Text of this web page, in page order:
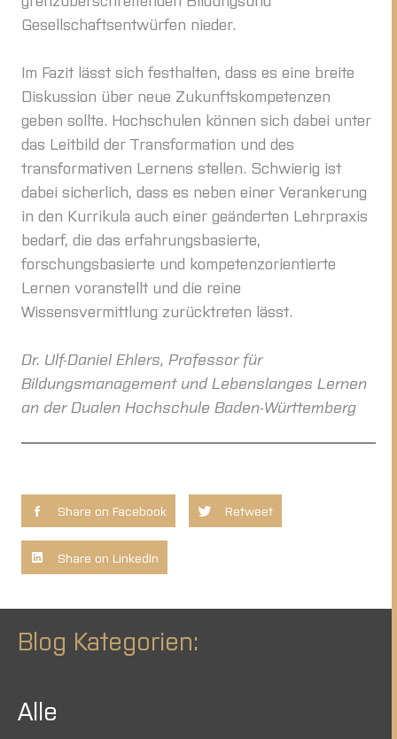
Gesellschaftsentwürfen nieder.
Im Fazit lässt sich festhalten, dass es eine breite
Diskussion über neue Zukunftskompetenzen
geben sollte. Hochschulen können sich dabei unter
das Leitbild der Transformation und des
transformativen Lernens stellen. Schwierig ist
dabei sicherlich, dass es neben einer Verankerung
in den Kurrikula auch einer geänderten Lehrpraxis
bedarf, die das erfahrungsbasierte,
forschungsbasierte und kompetenzorientierte
Lernen voranstellt und die reine
Wissensvermittlung zurücktreten lässt.
Dr. Ulf-Daniel Ehlers, Professor für
Bildungsmanagement und Lebenslanges Lernen
an der Dualen Hochschule Baden-Württemberg
Share on Facebook Retweet
Share on LinkedIn
Blog Kategorien:
Alle